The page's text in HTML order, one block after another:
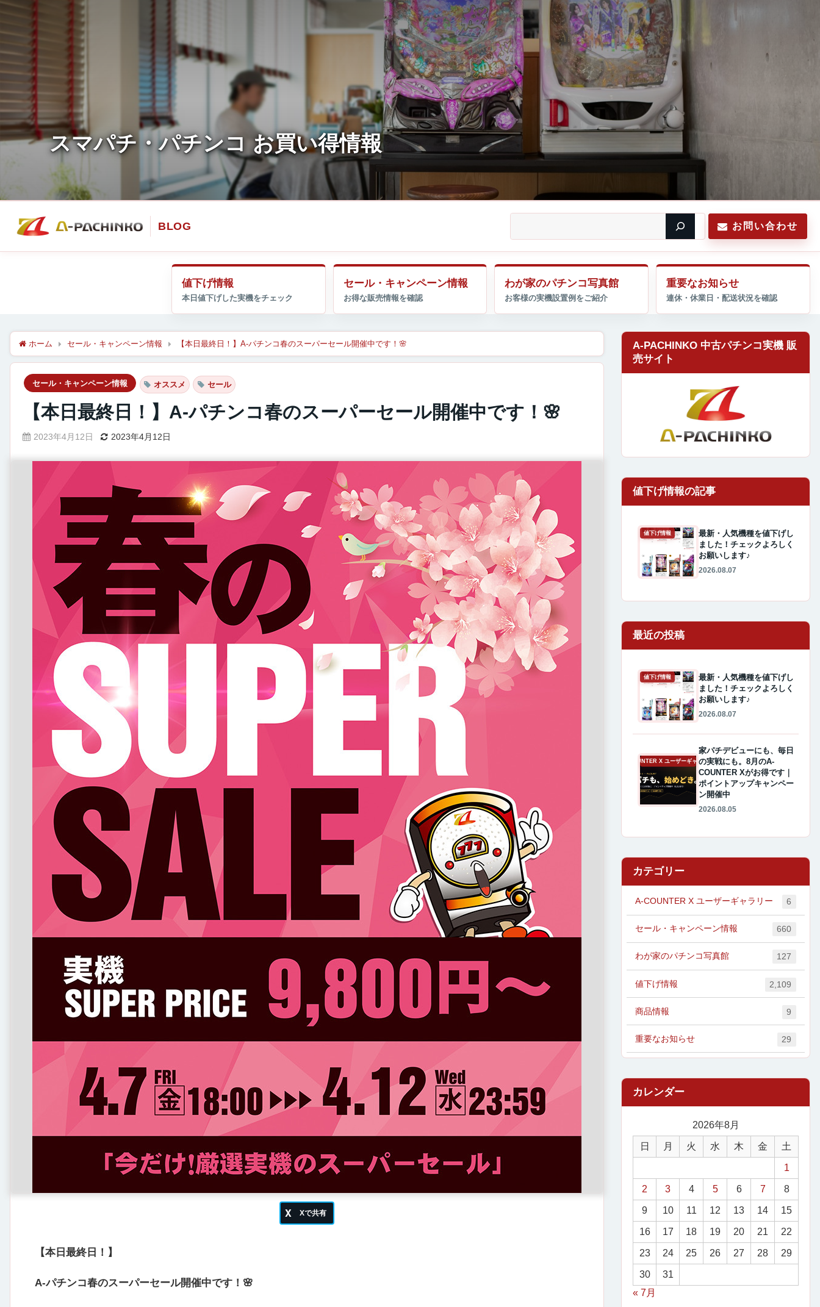
お問い合わせ
値下げ情報 セール・キャンペーン情報 わが家のパチンコ写真館 重要なお知らせ
ホーム セール・キャンペーン情報 【本日最終日！】A-パチンコ春のスーパーセール開催中です！🌸
セール・キャンペーン情報 オススメ セール
【本日最終日！】A-パチンコ春のスーパーセール開催中です！🌸
2023年4月12日 2023年4月12日
【本日最終日！】
A-パチンコ春のスーパーセール開催中です！🌸
A-PACHINKO 中古パチンコ実機 販
売サイト
値下げ情報
最新・人気機種を値下げし
ました！チェックよろしく
お願いします♪
2026.08.07
最近の投稿
値下げ情報
最新・人気機種を値下げし
ました！チェックよろしく
お願いします♪
2026.08.07
A-COUNTER X ユーザーギャラリー
家パチデビューにも、毎日
の実戦にも。8月のA-
COUNTER Xがお得です｜
ポイントアップキャンペー
ン開催中
2026.08.05
カテゴリー
A-COUNTER X ユーザーギャラリー 6
セール・キャンペーン情報 660
わが家のパチンコ写真館 127
値下げ情報 2,109
商品情報 9
重要なお知らせ 29
2026年8月
日 月 火 水 木 金 土
1
2 3 4 5 6 7 8
9 10 11 12 13 14 15
16 17 18 19 20 21 22
23 24 25 26 27 28 29
30
31
« 7月